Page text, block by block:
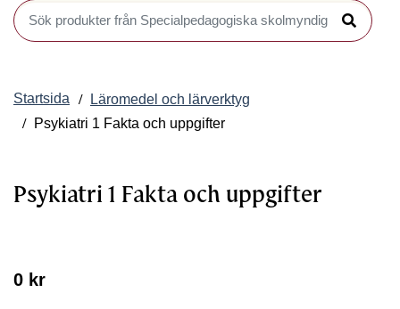
Sök produkter i Webbutiken
Sök
Startsida
Läromedel och lärverktyg
Psykiatri 1 Fakta och uppgifter
Psykiatri 1 Fakta och uppgifter
0 kr